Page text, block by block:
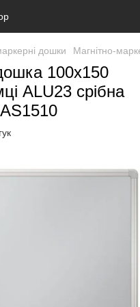
дошки Магнітно-
100x150
ALU23 срібна